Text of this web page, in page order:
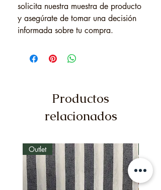
solicita nuestra muestra de producto
y asegúrate de tomar una decisión
informada sobre tu compra.
Productos
relacionados
Outlet